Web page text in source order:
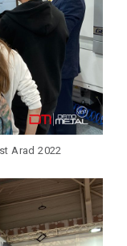
Arad 2022